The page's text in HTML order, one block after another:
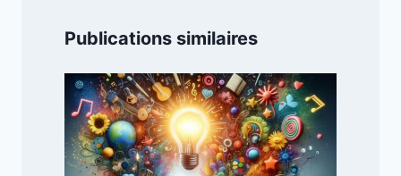
Publications similaires